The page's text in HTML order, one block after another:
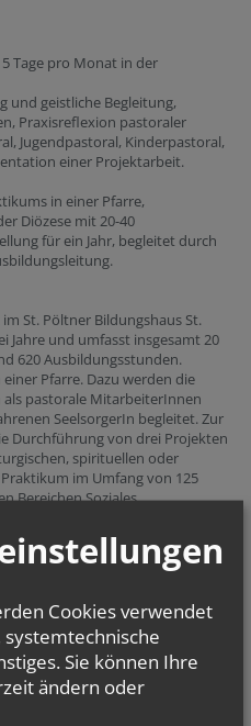
Tage pro Monat in der
und geistliche Begleitung,
Praxisreflexion pastoraler
Jugendpastoral, Kinderpastoral,
einer Projektarbeit.
in einer Pfarre,
Diözese mit 20-40
für ein Jahr, begleitet durch
St. Pöltner Bildungshaus St.
Jahre und umfasst insgesamt 20
620 Ausbildungsstunden.
Pfarre. Dazu werden die
pastorale MitarbeiterInnen
SeelsorgerIn begleitet. Zur
Durchführung von drei Projekten
spirituellen oder
im Umfang von 125
Bereichen Soziales,
Diese Prüfung besteht aus
Präsentation eines durchgeführten
in Form eines Prüfungsgesprächs
Ausbildungsjahr:
Cookies verwendet
systemtechnische
Sie können Ihre
ändern oder